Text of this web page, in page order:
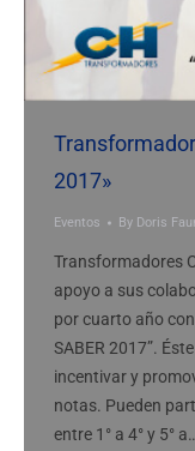
2017»
Eventos By Doris
Transformadores
apoyo a sus
por cuarto año
SABER 2017”.
incentivar y
notas. Pueden
entre 1° a 4° y 5°